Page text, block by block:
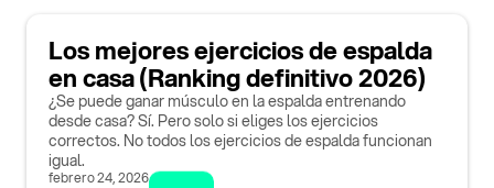
Los mejores ejercicios de espalda
en casa (Ranking definitivo 2026)
¿Se puede ganar músculo en la espalda entrenando
desde casa? Sí. Pero solo si eliges los ejercicios
correctos. No todos los ejercicios de espalda funcionan
igual.
febrero 24, 2026